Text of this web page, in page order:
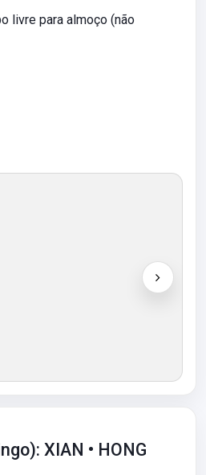
livre para almoço (não
XIAN • HONG